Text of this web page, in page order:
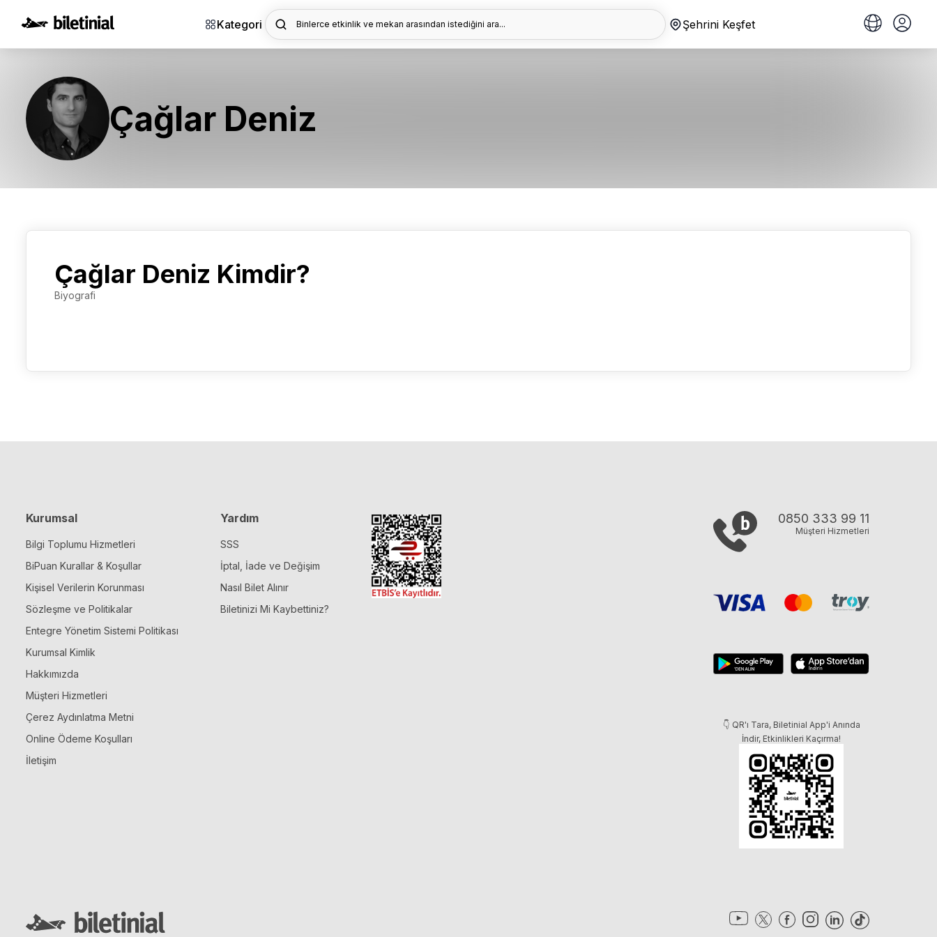
Kategori Binlerce etkinlik ve mekan arasından istediğini ara... Şehrini Keşfet
Çağlar Deniz
Çağlar Deniz Kimdir?
Biyografi
Kurumsal
Bilgi Toplumu Hizmetleri
BiPuan Kurallar & Koşullar
Kişisel Verilerin Korunması
Sözleşme ve Politikalar
Entegre Yönetim Sistemi Politikası
Kurumsal Kimlik
Hakkımızda
Müşteri Hizmetleri
Çerez Aydınlatma Metni
Online Ödeme Koşulları
İletişim
Yardım
SSS
İptal, İade ve Değişim
Nasıl Bilet Alınır
Biletinizi Mi Kaybettiniz?
0850 333 99 11
Müşteri Hizmetleri
👇 QR'ı Tara, Biletinial App'i Anında
İndir, Etkinlikleri Kaçırma!